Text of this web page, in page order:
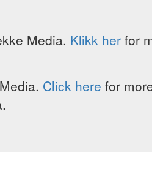
Media. Klikk her for
Click here for